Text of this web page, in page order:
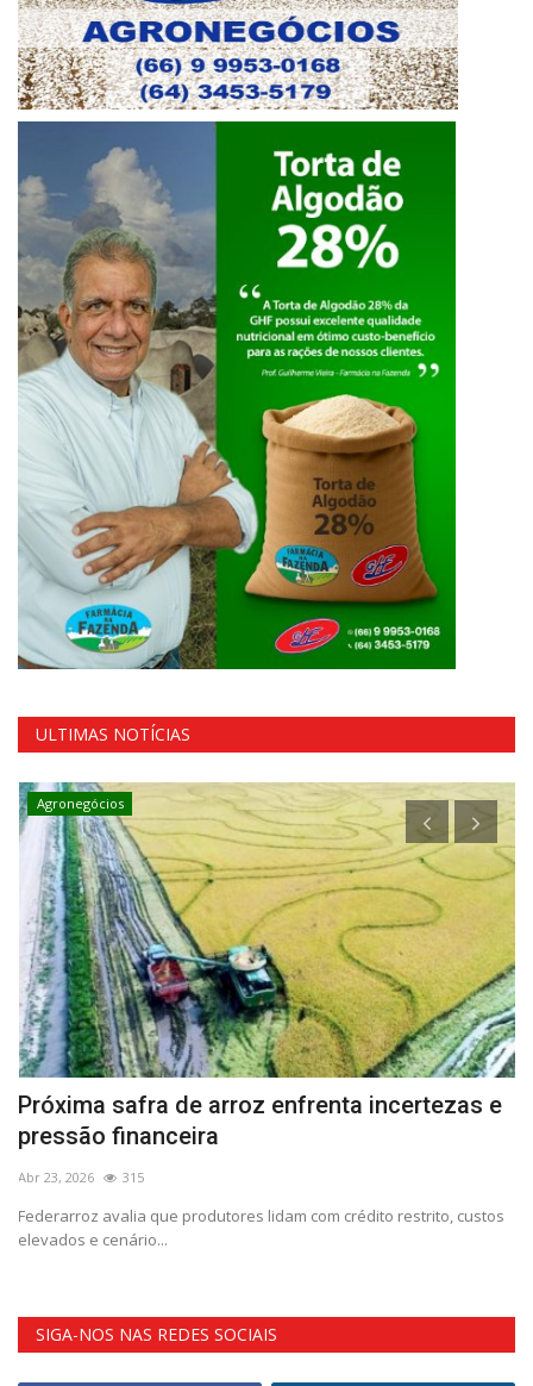
ULTIMAS NOTÍCIAS
Agronegócios
Próxima safra de arroz enfrenta incertezas e
pressão financeira
Abr 23, 2026 315
Federarroz avalia que produtores lidam com crédito restrito, custos
elevados e cenário...
SIGA-NOS NAS REDES SOCIAIS